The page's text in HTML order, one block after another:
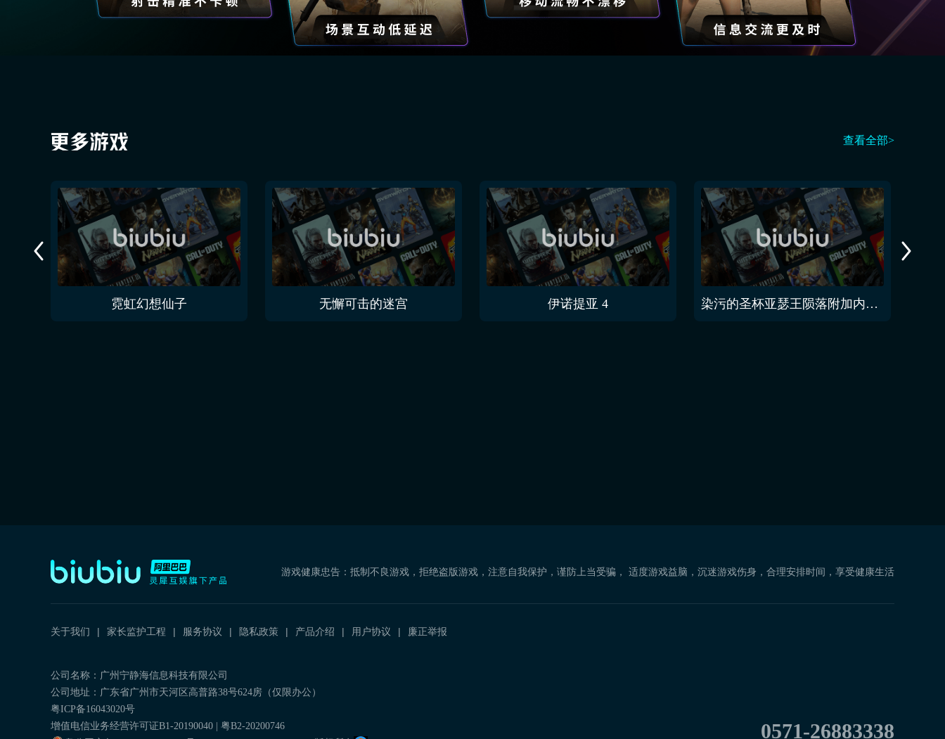
查看全部>
霓虹幻想仙子 无懈可击的迷宫 伊诺提亚 4 染污的圣杯亚瑟王陨落附加内容1
游戏健康忠告：抵制不良游戏，拒绝盗版游戏，注意自我保护，谨防上当受骗， 适度游戏益脑，沉迷游戏伤身，合理安排时间，享受健康生活
关于我们 家长监护工程 服务协议 隐私政策 产品介绍 用户协议 廉正举报
公司名称：广州宁静海信息科技有限公司
公司地址：广东省广州市天河区高普路38号624房（仅限办公）
粤ICP备16043020号
增值电信业务经营许可证B1-20190040 | 粤B2-20200746
0571-26883338